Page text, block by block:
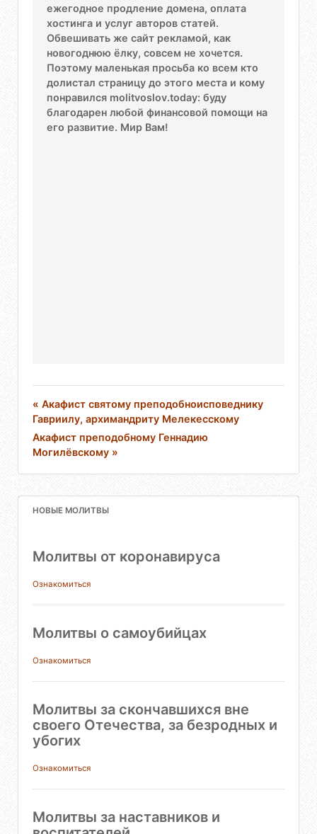
ежегодное продление домена, оплата
хостинга и услуг авторов статей.
Обвешивать же сайт рекламой, как
новогоднюю ёлку, совсем не хочется.
Поэтому маленькая просьба ко всем кто
долистал страницу до этого места и кому
понравился molitvoslov.today: буду
благодарен любой финансовой помощи на
его развитие. Мир Вам!
« Акафист святому преподобноисповеднику
Гавриилу, архимандриту Мелекесскому
Акафист преподобному Геннадию
Могилёвскому »
НОВЫЕ МОЛИТВЫ
Молитвы от коронавируса
Ознакомиться
Молитвы о самоубийцах
Ознакомиться
Молитвы за скончавшихся вне
своего Отечества, за безродных и
убогих
Ознакомиться
Молитвы за наставников и